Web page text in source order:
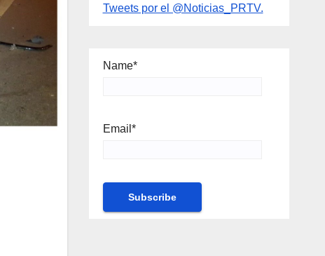
Tweets por el @Noticias_PRTV.
Name*
Email*